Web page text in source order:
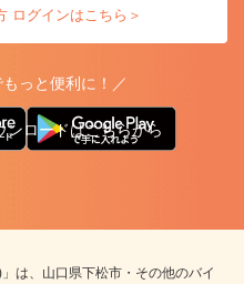
ログインはこちら＞
っと便利に！／
ンロードはこちらから
は、山口県下松市・その他のバイ